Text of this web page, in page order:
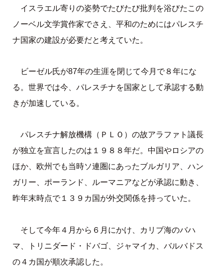
イスラエル寄りの姿勢でたびたび批判を浴びたこの
ノーベル文学賞作家でさえ、平和のためにはパレスチ
ナ国家の建設が必要だと考えていた。
ビーゼル氏が87年の生涯を閉じて今月で８年にな
る。世界では今、パレスチナを国家として承認する動
きが加速している。
パレスチナ解放機構（ＰＬＯ）の故アラファト議長
が独立を宣言したのは１９８８年だ。中国やロシアの
ほか、欧州でも当時ソ連圏にあったブルガリア、ハン
ガリー、ポーランド、ルーマニアなどが承認に動き、
昨年末時点で１３９カ国が外交関係を持っていた。
そして今年４月から６月にかけ、カリブ海のバハ
マ、トリニダード・ドバゴ、ジャマイカ、バルバドス
の４カ国が順次承認した。